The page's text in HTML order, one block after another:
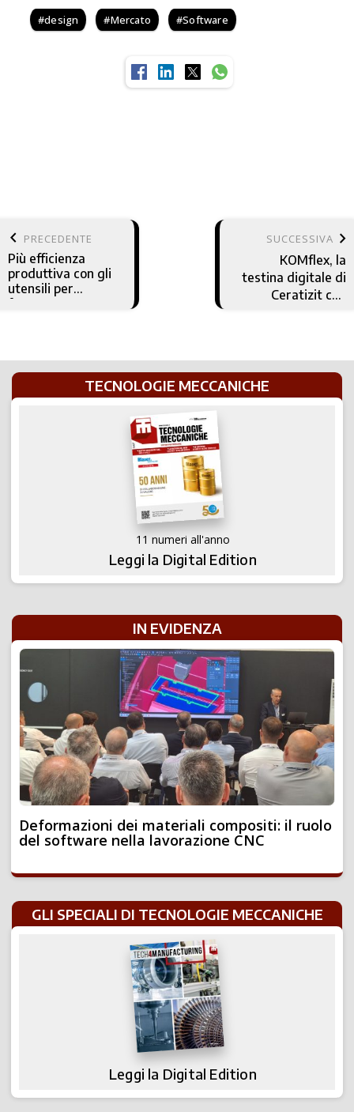
design Mercato Software
keyboard_arrow_left PRECEDENTE
Più efficienza
produttiva con gli
utensili per
fresatura BFT
SUCCESSIVA keyboard_arrow_right
KOMflex, la
testina digitale di
Ceratizit che
TECNOLOGIE MECCANICHE
11 numeri all'anno
Leggi la Digital Edition
IN EVIDENZA
Deformazioni dei materiali compositi: il ruolo
del software nella lavorazione CNC
GLI SPECIALI DI TECNOLOGIE MECCANICHE
Leggi la Digital Edition